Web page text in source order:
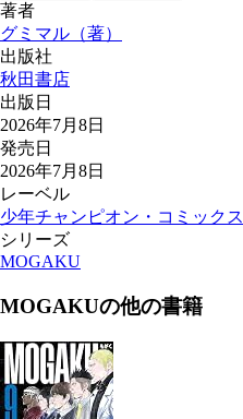
著者
グミマル （著）
出版社
秋田書店
出版日
2026年7月8日
発売日
2026年7月8日
レーベル
少年チャンピオン・コミックス
シリーズ
MOGAKU
MOGAKUの他の書籍